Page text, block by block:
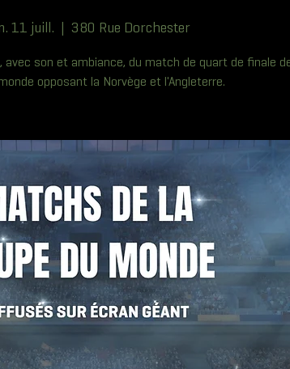
11 juill.
  |
380 Rue Dorchester
avec son et ambiance, du match de quart de finale
opposant la Norvège et l'Angleterre.